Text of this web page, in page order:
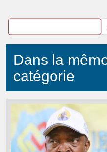
Dans la
catégorie